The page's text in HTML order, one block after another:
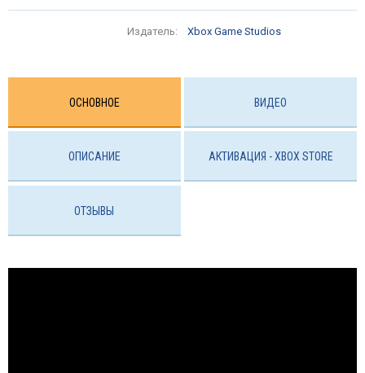
Издатель: Xbox Game Studios
ОСНОВНОЕ ВИДЕО
ОПИСАНИЕ АКТИВАЦИЯ - ХBOX STORE
ОТЗЫВЫ